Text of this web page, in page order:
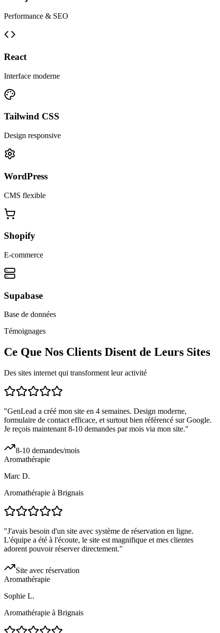
Performance & SEO
React
Interface moderne
Tailwind CSS
Design responsive
WordPress
CMS flexible
Shopify
E-commerce
Supabase
Base de données
Témoignages
Ce Que Nos Clients Disent de Leurs Sites
Des sites internet qui transforment leur activité
"GenLead a créé mon site en 4 semaines. Design moderne,
formulaire de contact efficace, et surtout bien référencé sur Google.
Je reçois maintenant 8-10 demandes par mois via mon site."
8-10 demandes/mois
Aromathérapie
Marc D.
Aromathérapie à Brignais
"J'avais besoin d'un site avec système de réservation en ligne.
L'équipe a été à l'écoute, le site est magnifique et mes clientes
adorent pouvoir réserver directement."
Site avec réservation
Aromathérapie
Sophie L.
Aromathérapie à Brignais